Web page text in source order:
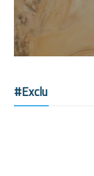
#Exclu